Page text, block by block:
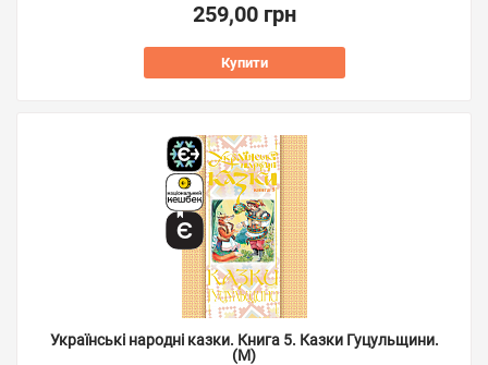
259,00 грн
Купити
Українські народні казки. Книга 5. Казки Гуцульщини.
(М)